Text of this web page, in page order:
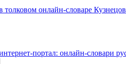
толковом онлайн-словаре
портал: онлайн-словари